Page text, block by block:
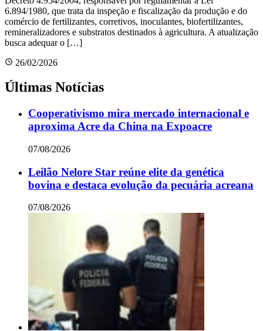
6.894/1980, que trata da inspeção e fiscalização da produção e do
comércio de fertilizantes, corretivos, inoculantes, biofertilizantes,
remineralizadores e substratos destinados à agricultura. A atualização
busca adequar o […]
26/02/2026
Últimas Notícias
Cooperativismo mira mercado internacional e
aproxima Acre da China na Expoacre
07/08/2026
Leilão Nelore Star reúne elite da genética
bovina e destaca evolução da pecuária acreana
07/08/2026